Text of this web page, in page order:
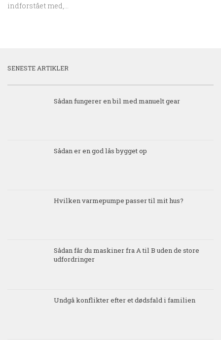
indforstået med,...
SENESTE ARTIKLER
Sådan fungerer en bil med manuelt gear
Sådan er en god lås bygget op
Hvilken varmepumpe passer til mit hus?
Sådan får du maskiner fra A til B uden de store
udfordringer
Undgå konflikter efter et dødsfald i familien